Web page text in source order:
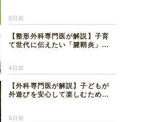
3日前
【整形外科専門医が解説】子育
て世代に伝えたい「腱鞘炎」の
4日前
【外科専門医が解説】子どもが
外遊びを安心して楽しむため
5日前